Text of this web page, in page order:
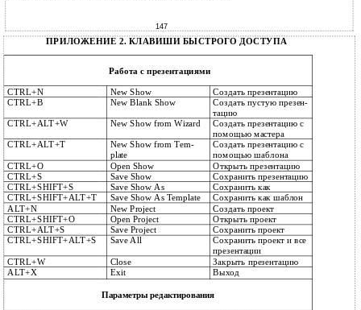
147
ПРИЛОЖЕНИЕ 2. КЛАВИШИ БЫСТРОГО ДОСТУПА
Работа с презентациями
CTRL+N New Show
Создать презентацию
CTRL+B
New Blank Show
Создать пустую презен-
тацию
CTRL+ALT+W
New Show from Wizard
Создать презентацию с
помощью мастера
CTRL+ALT+T
New Show from Tem- Создать презентацию с
plate помощью шаблона
CTRL+O Open Show
Открыть презентацию
CTRL+S
Save Show
Сохранить презентацию
CTRL+SHIFT+S
Save Show As
Сохранить как
CTRL+SHIFT+ALT+T
Save Show As Template
Сохранить как шаблон
ALT+N
New Project
Создать проект
CTRL+SHIFT+O
Open Project Открыть проект
CTRL+ALT+S Save Project Сохранить проект
CTRL+SHIFT+ALT+S Save All
Сохранить проект и все
презентации
CTRL+W
Close
Закрыть презентацию
ALT+X
Exit Выход
Параметры редактирования